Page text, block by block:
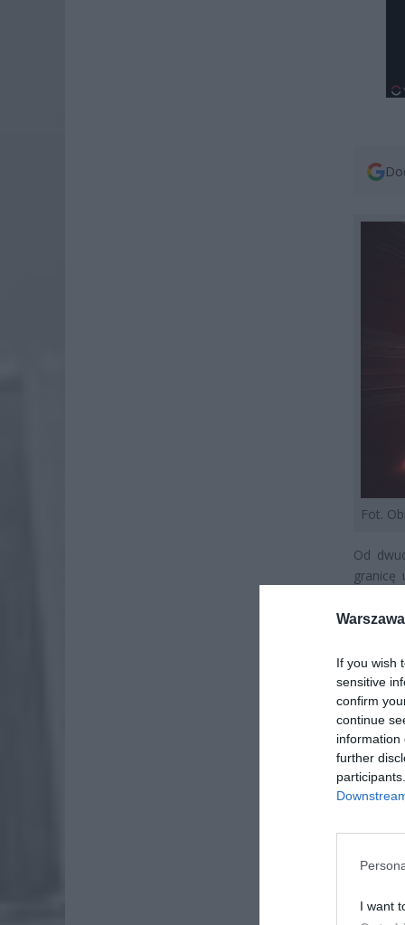
If you wish
sensitive
confirm
continue
information
further
I want
Fot.
Od
granicę